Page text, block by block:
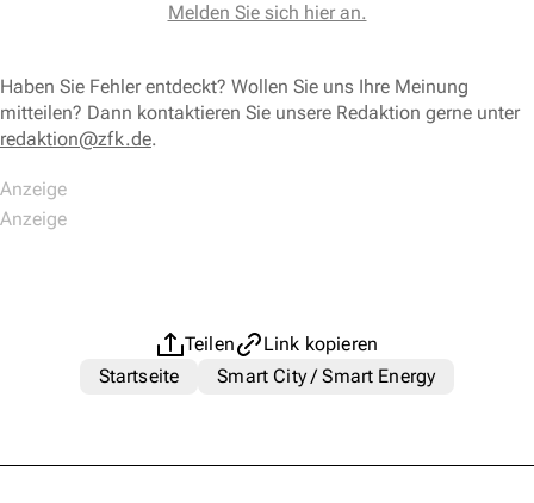
Melden Sie sich hier an.
Haben Sie Fehler entdeckt? Wollen Sie uns Ihre Meinung
mitteilen? Dann kontaktieren Sie unsere Redaktion gerne unter
redaktion@zfk.de.
Teilen
Link kopieren
Startseite
Smart City / Smart Energy